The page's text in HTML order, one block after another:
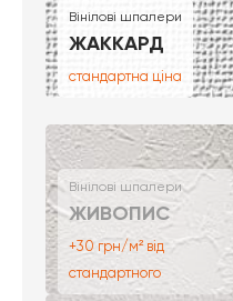
Вінілові шпалери
ЖАККАРД
стандартна ціна
Вінілові шпалери
ЖИВОПИС
+30 грн/м² від
стандартного